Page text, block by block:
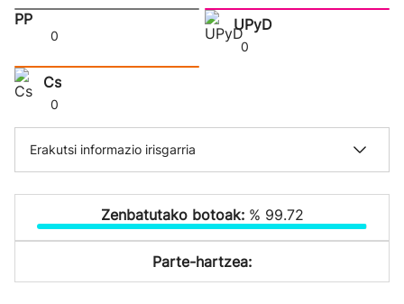
PP
0
UPyD
0
Cs
0
Erakutsi informazio irisgarria
Zenbatutako botoak: % 99.72
Parte-hartzea: